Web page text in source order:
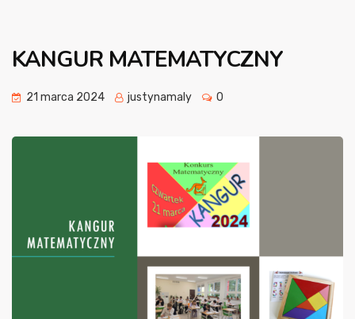
KANGUR MATEMATYCZNY
21 marca 2024 justynamaly 0